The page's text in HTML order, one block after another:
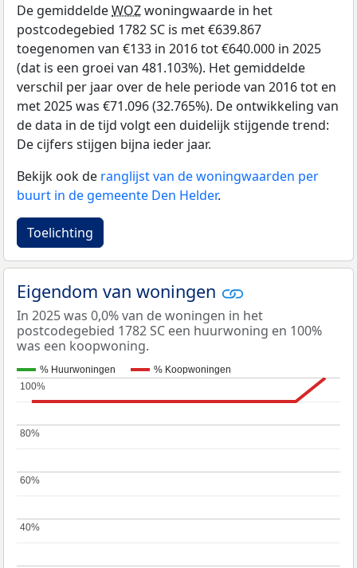
De gemiddeldeWOZwoningwaarde in het
postcodegebied 1782 SC is met €639.867
toegenomen van €133 in 2016 tot €640.000 in 2025
(dat is een groei van 481.103%). Het gemiddelde
verschil per jaar over de hele periode van 2016 tot en
met 2025 was €71.096 (32.765%). De ontwikkeling van
de data in de tijd volgt een duidelijk stijgende trend:
De cijfers stijgen bijna ieder jaar.
Bekijk ook de ranglijst van de woningwaarden per
buurt in de gemeente Den Helder.
Toelichting
Eigendom van woningen
In 2025 was 0,0% van de woningen in het
postcodegebied 1782 SC een huurwoning en 100%
was een koopwoning.
% Huurwoningen % Koopwoningen
40%
40%
60%
60%
80%
80%
100%
100%